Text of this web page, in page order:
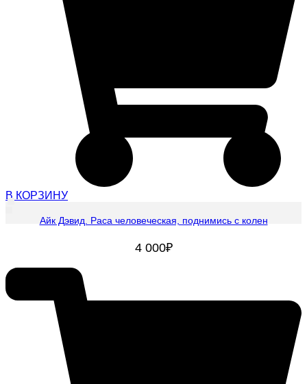
В КОРЗИНУ
Айк Дэвид. Раса человеческая, поднимись с колен
4 000₽